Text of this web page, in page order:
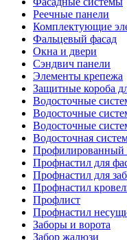
Реечные панели
Комплектующие
Фальцевый фасад
Окна и двери
Сэндвич панели
Элементы крепежа
Защитные короба
Водосточные
Водосточные
Водосточные
Водосточная
Профилированный
Профнастил для
Профнастил для
Профнастил
Профлист
Профнастил
Заборы и ворота
Забор жалюзи